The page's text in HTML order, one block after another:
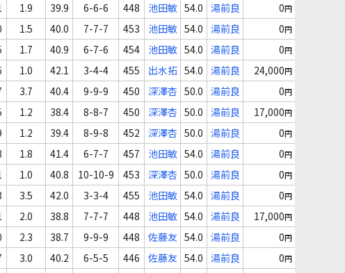
1.9 39.9 6-6-6 448 池田敏 54.0 湯前良 0円
1.5 40.0 7-7-7 453 池田敏 54.0 湯前良 0円
1.7 40.9 6-7-6 454 池田敏 54.0 湯前良 0円
1.0 42.1 3-4-4 455 出水拓 54.0 湯前良 24,000円
3.7 40.4 9-9-9 450 深澤杏 50.0 湯前良 0円
1.2 38.4 8-8-7 450 深澤杏 50.0 湯前良 17,000円
1.2 39.4 8-9-8 452 深澤杏 50.0 湯前良 0円
1.8 41.4 6-7-7 457 池田敏 54.0 湯前良 0円
1.0 40.8 10-10-9 453 深澤杏 50.0 湯前良 0円
3.5 42.0 3-3-4 455 池田敏 54.0 湯前良 0円
2.0 38.8 7-7-7 448 池田敏 54.0 湯前良 17,000円
2.3 38.7 9-9-9 448 佐藤友 54.0 湯前良 0円
3.0 40.2 6-5-5 446 佐藤友 54.0 湯前良 0円